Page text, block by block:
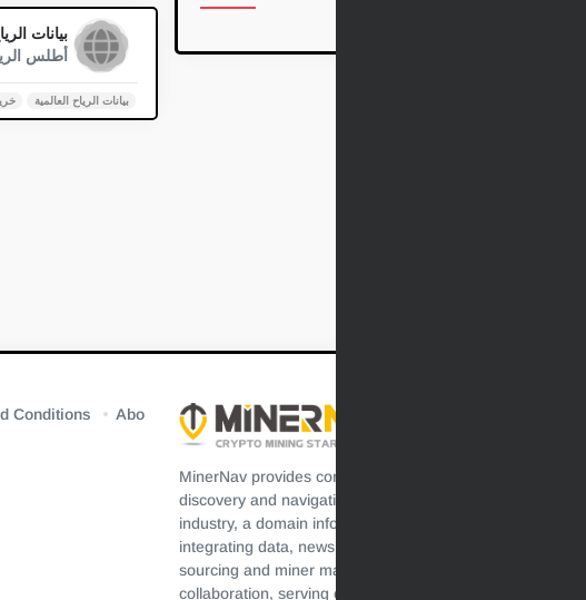
بيانات الرياح العالمية
MinerNav provides comprehensive resources
discovery and navigation for the crypto mining
industry, a domain information aggregation platform
integrating data, news, technology, resources,
sourcing and miner maintenance, efficient
collaboration, serving crypto mining users, and
Conditions
Abo